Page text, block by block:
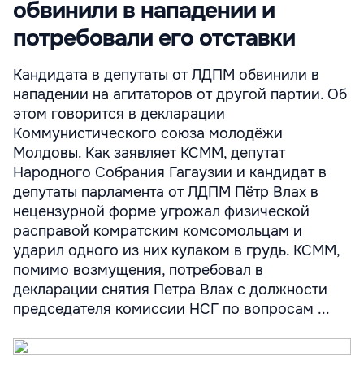
обвинили в нападении и
потребовали его отставки
Кандидата в депутаты от ЛДПМ обвинили в
нападении на агитаторов от другой партии. Об
этом говорится в декларации
Коммунистического союза молодёжи
Молдовы. Как заявляет КСММ, депутат
Народного Собрания Гагаузии и кандидат в
депутаты парламента от ЛДПМ Пётр Влах в
нецензурной форме угрожал физической
расправой комратским комсомольцам и
ударил одного из них кулаком в грудь. КСММ,
помимо возмущения, потребовал в
декларации снятия Петра Влах с должности
председателя комиссии НСГ по вопросам ...